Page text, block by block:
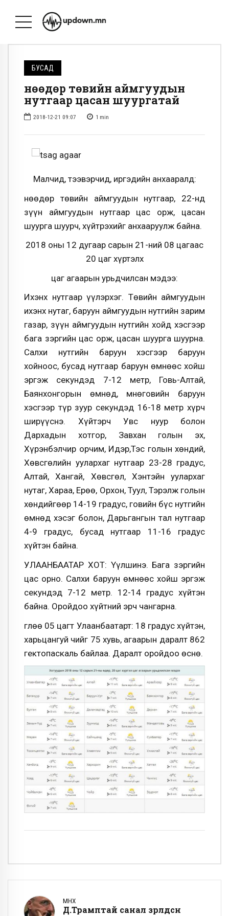
БУСАД
Өнөөдөр төвийн аймгуудын
нутгаар цасан шуургатай
2018-12-21 09:07 1 min
Малчид, тээвэрчид, иргэдийн анхааралд:
Өнөөдөр төвийн аймгуудын нутгаар, 22-нд
зүүн аймгуудын нутгаар цас орж, цасан
шуурга шуурч, хүйтрэхийг анхааруулж байна.
2018 оны 12 дугаар сарын 21-ний 08 цагаас
20 цаг хүртэлх
цаг агаарын урьдчилсан мэдээ:
Ихэнх нутгаар үүлэрхэг. Төвийн аймгуудын
ихэнх нутаг, баруун аймгуудын нутгийн зарим
газар, зүүн аймгуудын нутгийн хойд хэсгээр
бага зэргийн цас орж, цасан шуурга шуурна.
Салхи нутгийн баруун хэсгээр баруун
хойноос, бусад нутгаар баруун өмнөөс хойш
эргэж секундэд 7-12 метр, Говь-Алтай,
Баянхонгорын өмнөд, Өмнөговийн баруун
хэсгээр түр зуур секундэд 16-18 метр хүрч
ширүүснэ. Хүйтэрч Увс нуур болон
Дархадын хотгор, Завхан голын эх,
Хүрэнбэлчир орчим, Идэр,Тэс голын хөндий,
Хөвсгөлийн уулархаг нутгаар 23-28 градус,
Алтай, Хангай, Хөвсгөл, Хэнтэйн уулархаг
нутаг, Хараа, Ерөө, Орхон, Туул, Тэрэлж голын
хөндийгөөр 14-19 градус, говийн бүс нутгийн
өмнөд хэсэг болон, Дарьгангын тал нутгаар
4-9 градус, бусад нутгаар 11-16 градус
хүйтэн байна.
УЛААНБААТАР ХОТ: Үүлшинэ. Бага зэргийн
цас орно. Салхи баруун өмнөөс хойш эргэж
секундэд 7-12 метр. 12-14 градус хүйтэн
байна. Оройдоо хүйтний эрч чангарна.
Өглөө 05 цагт Улаанбаатарт: 18 градус хүйтэн,
харьцангуй чийг 75 хувь, агаарын даралт 862
гектопаскаль байлаа. Даралт оройдоо өснө.
ӨМНӨХ
Д.Трамптай санал зөрөлдсөн